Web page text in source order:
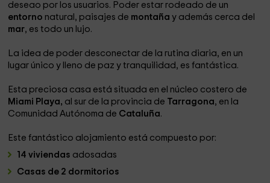
deseao por los usuarios. Poder estar rodeado de un
entorno natural, paisajes de montañay además cerca del
mar, es todo un lujo.
La idea de poder desconectar de la rutina diaria, en un
lugar único y lleno de paz y tranquilidad, es fantástica.
Esta preciosa casa está situada en el núcleo costero de
Miami Playa, al sur de la provincia de Tarragona, en la
Comunidad Autónoma de Cataluña.
Este fantástico alojamiento está compuesto por:
14 viviendas adosadas
Casas de 2 dormitorios